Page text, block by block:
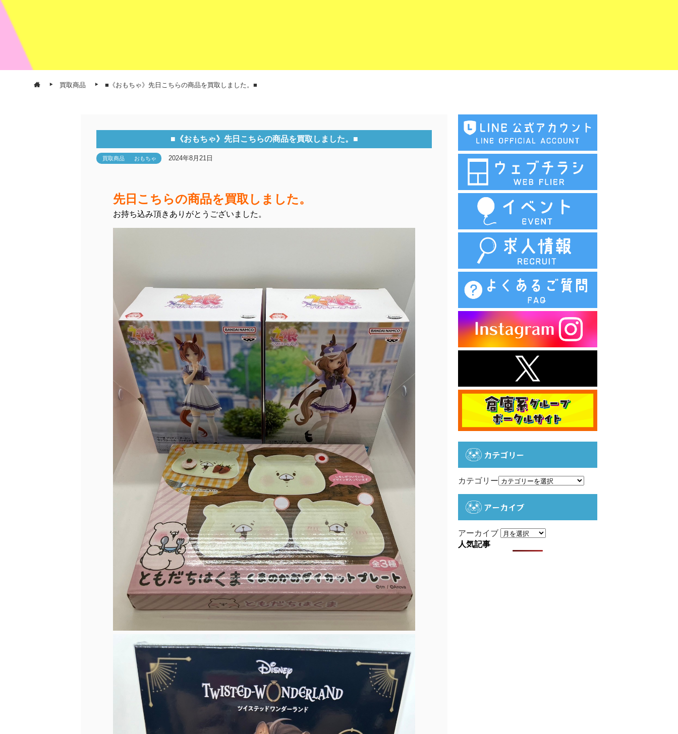
買取商品 ■《おもちゃ》先日こちらの商品を買取しました。■
■《おもちゃ》先日こちらの商品を買取しました。■
買取商品 おもちゃ 2024年8月21日
先日こちらの商品を買取しました。
お持ち込み頂きありがとうございました。
カテゴリー
カテゴリー
アーカイブ
アーカイブ
人気記事